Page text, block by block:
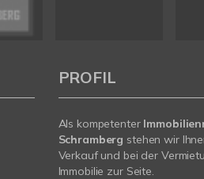
PROFIL
Als kompetenter
Schramberg stehen wir
Verkauf und bei der
Immobilie zur Seite.